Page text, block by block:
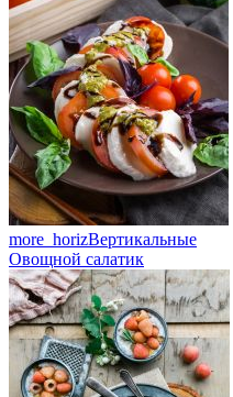
more_horizВертикальные
Овощной салатик